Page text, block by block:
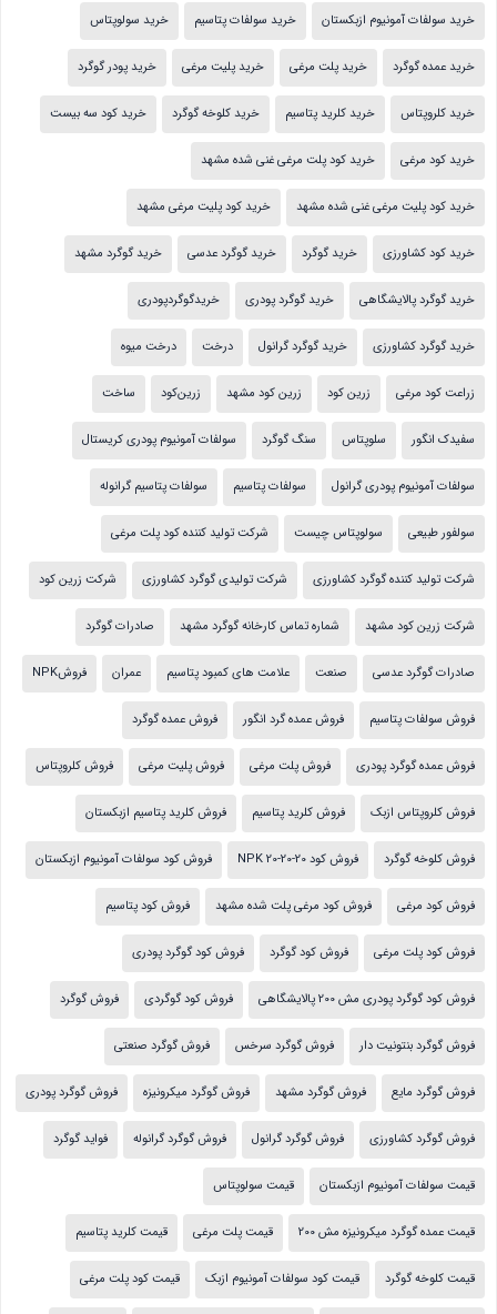
خرید سولفات آمونیوم ازبکستان خرید سولفات پتاسیم خرید سولوپتاس
خرید عمده گوگرد خرید پلت مرغی خرید پلیت مرغی خرید پودر گوگرد
خرید کلروپتاس خرید کلرید پتاسیم خرید کلوخه گوگرد خرید کود سه بیست
خرید کود مرغی خرید کود پلت مرغی غنی شده مشهد
خرید کود پلیت مرغی غنی شده مشهد خرید کود پلیت مرغی مشهد
خرید کود کشاورزی خرید گوگرد خرید گوگرد عدسی خرید گوگرد مشهد
خرید گوگرد پالایشگاهی خرید گوگرد پودری خریدگوگردپودری
خرید گوگرد کشاورزی خرید گوگرد گرانول درخت درخت میوه
زراعت کود مرغی زرین کود زرین کود مشهد زرین‌کود ساخت
سفیدک انگور سلوپتاس سنگ گوگرد سولفات آمونیوم پودری کریستال
سولفات آمونیوم پودری گرانول سولفات پتاسیم سولفات پتاسیم گرانوله
سولفور طبیعی سولوپتاس چیست شرکت تولید کننده کود پلت مرغی
شرکت تولید کننده گوگرد کشاورزی شرکت تولیدی گوگرد کشاورزی شرکت زرین کود
شرکت زرین کود مشهد شماره تماس کارخانه گوگرد مشهد صادرات گوگرد
صادرات گوگرد عدسی صنعت علامت های کمبود پتاسیم عمران فروشNPK
فروش سولفات پتاسیم فروش عمده گرد انگور فروش عمده گوگرد
فروش عمده گوگرد پودری فروش پلت مرغی فروش پلیت مرغی فروش کلروپتاس
فروش کلروپتاس ازبک فروش کلرید پتاسیم فروش کلرید پتاسیم ازبکستان
فروش کلوخه گوگرد فروش کود NPK 20-20-20 فروش کود سولفات آمونیوم ازبکستان
فروش کود مرغی فروش کود مرغی پلت شده مشهد فروش کود پتاسیم
فروش کود پلت مرغی فروش کود گوگرد فروش کود گوگرد پودری
فروش کود گوگرد پودری مش 200 پالایشگاهی فروش کود گوگردی فروش گوگرد
فروش گوگرد بنتونیت دار فروش گوگرد سرخس فروش گوگرد صنعتی
فروش گوگرد مایع فروش گوگرد مشهد فروش گوگرد میکرونیزه فروش گوگرد پودری
فروش گوگرد کشاورزی فروش گوگرد گرانول فروش گوگرد گرانوله فواید گوگرد
قیمت سولفات آمونیوم ازبکستان قیمت سولوپتاس
قیمت عمده گوگرد میکرونیزه مش 200 قیمت پلت مرغی قیمت کلرید پتاسیم
قیمت کلوخه گوگرد قیمت کود سولفات آمونیوم ازبک قیمت کود پلت مرغی